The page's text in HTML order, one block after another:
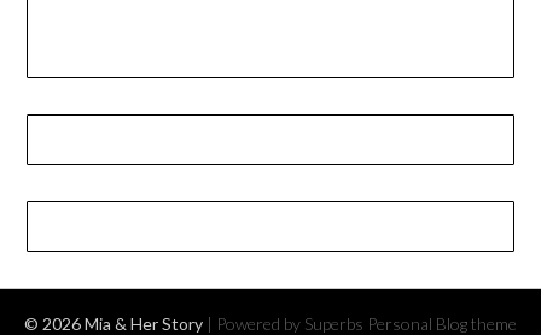
© 2026 Mia & Her Story | Powered by Superbs Personal Blog theme